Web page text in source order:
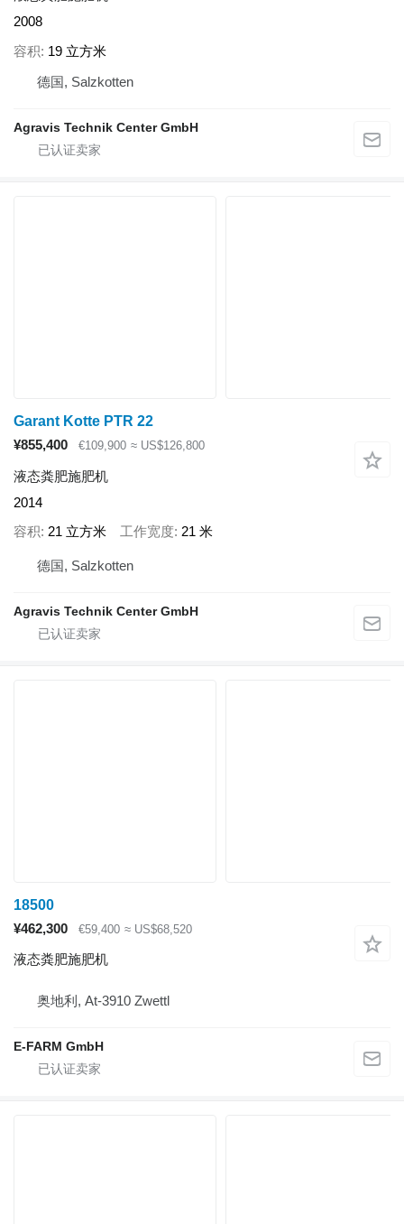
2008
容积 19 立方米
德国, Salzkotten
Agravis Technik Center GmbH
Garant Kotte PTR 22
¥855,400
€109,900 ≈ US$126,800
液态粪肥施肥机
2014
容积 21 立方米 工作宽度 21 米
德国, Salzkotten
Agravis Technik Center GmbH
18500
¥462,300
€59,400 ≈ US$68,520
液态粪肥施肥机
奥地利, At-3910 Zwettl
E-FARM GmbH